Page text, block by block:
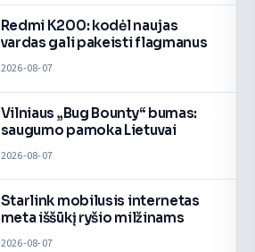
Redmi K200: kodėl naujas
vardas gali pakeisti flagmanus
2026-08-07
Vilniaus „Bug Bounty“ bumas:
saugumo pamoka Lietuvai
2026-08-07
Starlink mobilusis internetas
meta iššūkį ryšio milžinams
2026-08-07